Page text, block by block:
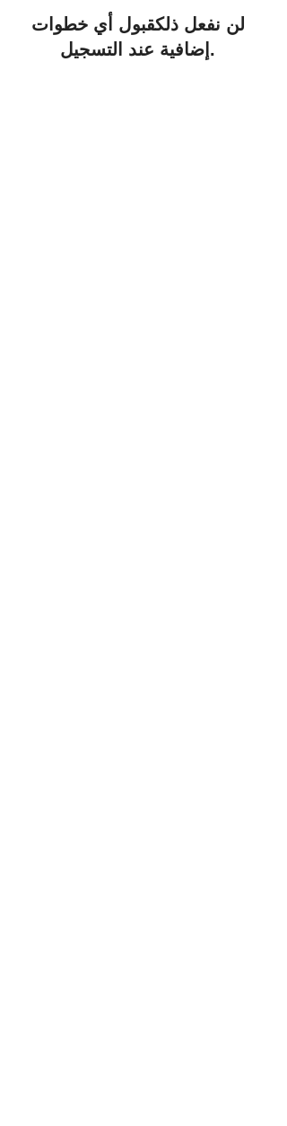
لن نفعل ذلكقبول أي خطوات
إضافية عند التسجيل.